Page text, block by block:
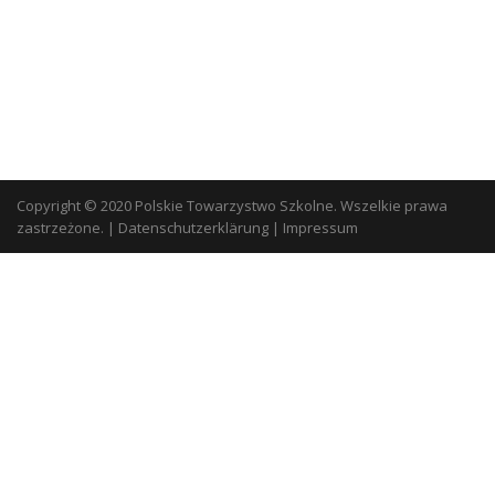
Copyright © 2020 Polskie Towarzystwo Szkolne. Wszelkie prawa
zastrzeżone. | Datenschutzerklärung | Impressum